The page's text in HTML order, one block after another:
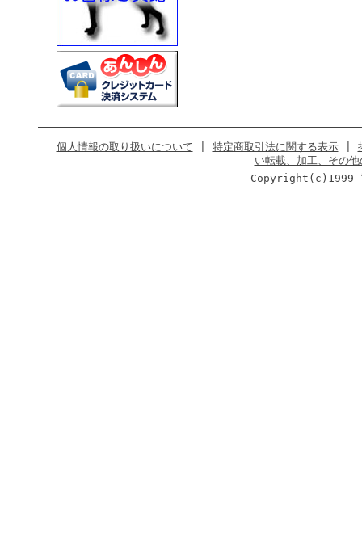
個人情報の取り扱いについて 特定商取引法に関する表示|
い転載、加工、その
Copyright(c)1999